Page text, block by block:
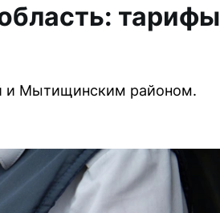
тарифы
и Мытищинским районом.